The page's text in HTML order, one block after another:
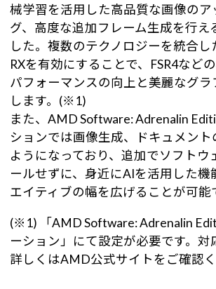
械学習を活用した高品質な画像のア
グ、高度な追加フレーム生成を行え
した。複数のテクノロジーを統合し
RXを有効にすることで、FSR4など
パフォーマンスの向上と美麗なグラ
します。(※1)
また、AMD Software: Adrenalin
ションでは画像生成、ドキュメント
ようになっており、追加でソフトウ
ールせずに、身近にAIを活用した機
エイティブの幅を広げることが可能
(※1) 「AMD Software: Adrenalin
ーション」にて設定が必要です。対
詳しくはAMD公式サイトをご確認く